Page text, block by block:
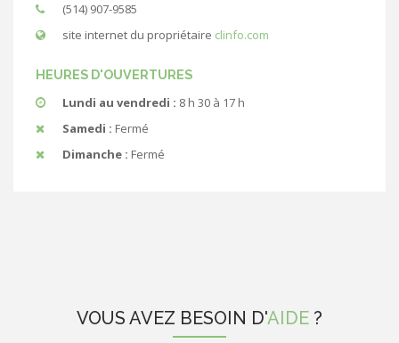
(514) 907-9585
site internet du propriétaire clinfo.com
HEURES D'OUVERTURES
Lundi au vendredi : 8 h 30 à 17 h
Samedi : Fermé
Dimanche : Fermé
VOUS AVEZ BESOIN D'AIDE ?